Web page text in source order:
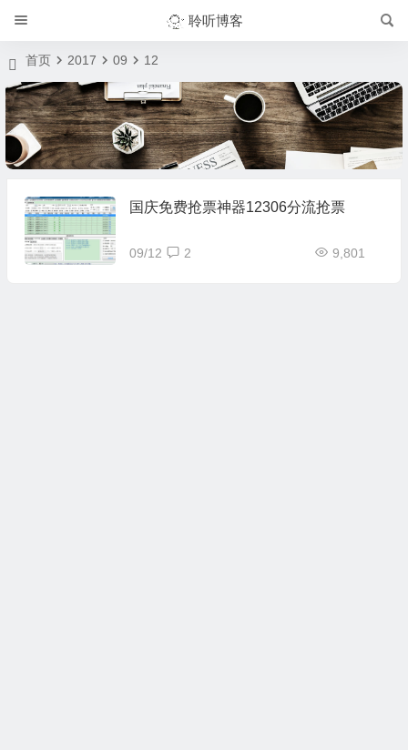
聆听博客
首页 2017 09 12
国庆免费抢票神器12306分流抢票
09/12 9,801
2